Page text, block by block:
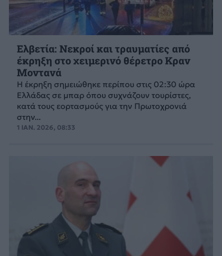
Ελβετία: Νεκροί και τραυματίες από
έκρηξη στο χειμερινό θέρετρο Κραν
Μοντανά
Η έκρηξη σημειώθηκε περίπου στις 02:30 ώρα
Ελλάδας σε μπαρ όπου συχνάζουν τουρίστες,
κατά τους εορτασμούς για την Πρωτοχρονιά
στην...
1 ΙΑΝ. 2026, 08:33